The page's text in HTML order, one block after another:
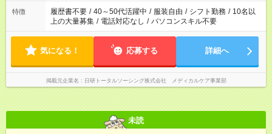
特徴 履歴書不要 / 40～50代活躍中 / 服装自由 / シフト勤務 / 10名以
上の大量募集 / 電話対応なし / パソコンスキル不要
気になる！ 応募する 詳細へ
掲載元企業名 日研トータルソーシング株式会社 メディカルケア事業部
未読